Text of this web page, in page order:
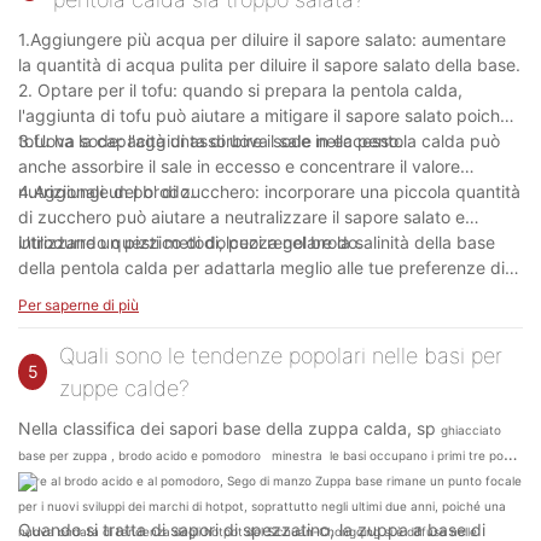
1.Aggiungere più acqua per diluire il sapore salato: aumentare
la quantità di acqua pulita per diluire il sapore salato della base.
2. Optare per il tofu: quando si prepara la pentola calda,
l'aggiunta di tofu può aiutare a mitigare il sapore salato poiché il
tofu ha la capacità di assorbire il sale in eccesso.
3.Uova sode: l'aggiunta di uova sode nella pentola calda può
anche assorbire il sale in eccesso e concentrare il valore
nutrizionale del brodo.
4.Aggiungi un po' di zucchero: incorporare una piccola quantità
di zucchero può aiutare a neutralizzare il sapore salato e
introdurre un pizzico di dolcezza nel brodo.
Utilizzando questi metodi, puoi regolare la salinità della base
della pentola calda per adattarla meglio alle tue preferenze di
Per saperne di più
5
Quali sono le tendenze popolari nelle basi per
zuppe calde?
Nella classifica dei sapori base della zuppa calda, sp ghiacciato
base per zuppa
, brodo acido e pomodoro minestra le basi occupano i primi tre posti.
Oltre al brodo acido e al pomodoro, Sego di manzo Zuppa base rimane un punto focale
per i nuovi sviluppi dei marchi di hotpot, soprattutto negli ultimi due anni, poiché una
nuova ondata di tendenza degli hotpot del Sichuan-Chongqing si è diffusa nelle
Quando si tratta di sapori di spezzatino, la zuppa a base di